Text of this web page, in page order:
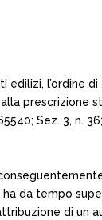
edilizi, l’ordine
prescrizione
Sez. 3, n.
ha da tempo
di un